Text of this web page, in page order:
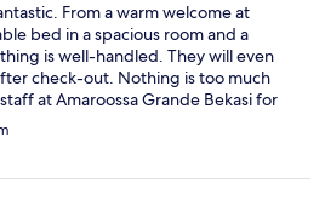
From a warm welcome at
bed in a spacious room and a
is well-handled. They will even
check-out. Nothing is too much
at Amaroossa Grande Bekasi for